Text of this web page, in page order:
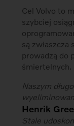
Cel Volvo to
szybciej
są
prowadzą do
śmiertelnych.
Naszym
Henrik
Stale